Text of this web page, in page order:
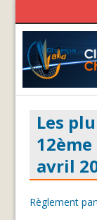
Les
avril
Règlement